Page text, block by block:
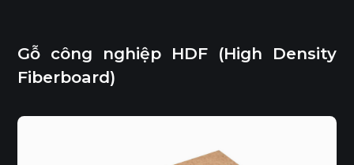
Gỗ công nghiệp HDF (High Density
Fiberboard)